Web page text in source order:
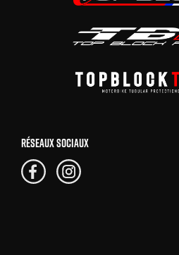
RÉSEAUX SOCIAUX